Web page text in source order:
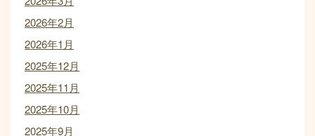
2026年2月
2026年1月
2025年12月
2025年11月
2025年10月
2025年9月